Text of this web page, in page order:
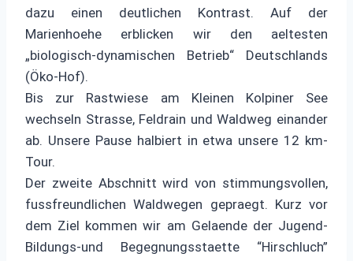
dazu einen deutlichen Kontrast. Auf der
Marienhoehe erblicken wir den aeltesten
„biologisch-dynamischen Betrieb“ Deutschlands
(Öko-Hof).
Bis zur Rastwiese am Kleinen Kolpiner See
wechseln Strasse, Feldrain und Waldweg einander
ab. Unsere Pause halbiert in etwa unsere 12 km-
Tour.
Der zweite Abschnitt wird von stimmungsvollen,
fussfreundlichen Waldwegen gepraegt. Kurz vor
dem Ziel kommen wir am Gelaende der Jugend-
Bildungs-und Begegnungsstaette “Hirschluch”